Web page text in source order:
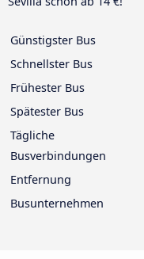
Günstigster Bus
Schnellster Bus
Frühester Bus
Spätester Bus
Tägliche
Busverbindungen
Entfernung
Busunternehmen